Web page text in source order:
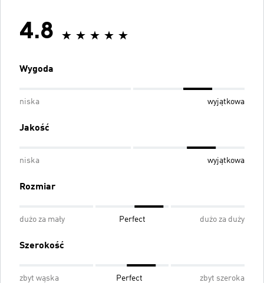
4.8
Wygoda
niska wyjątkowa
Jakość
niska wyjątkowa
Rozmiar
dużo za mały Perfect dużo za duży
Szerokość
zbyt wąska Perfect zbyt szeroka